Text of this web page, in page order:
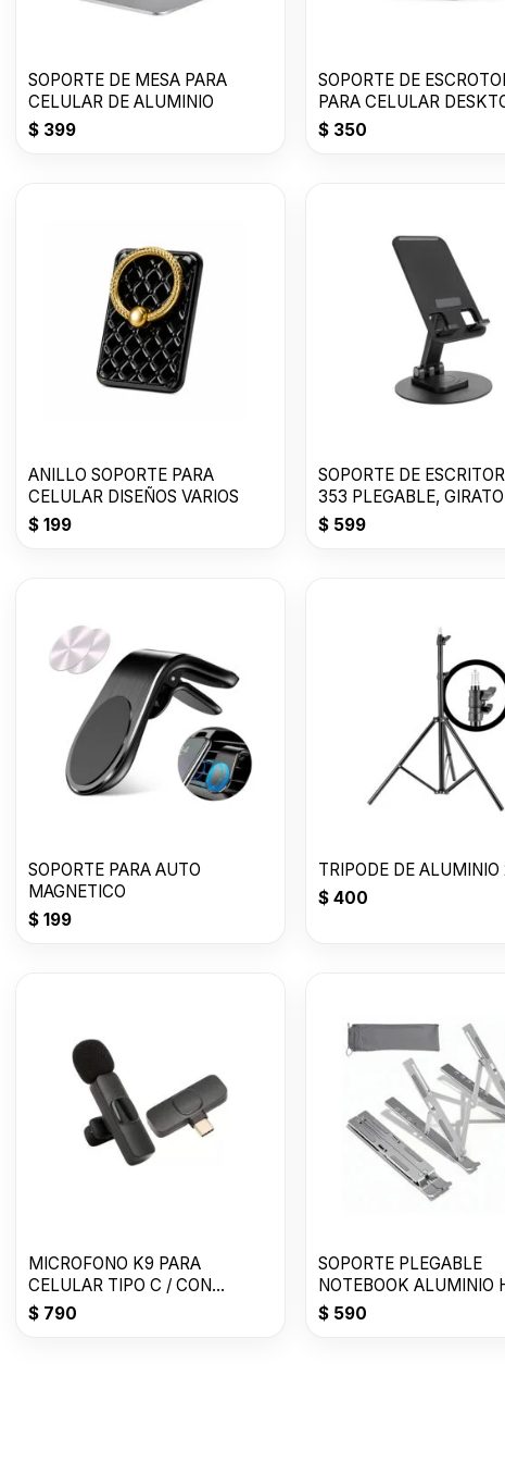
SOPORTE DE MESA PARA
CELULAR DE ALUMINIO
$ 399
SOPORTE DE
PARA CELULAR
STAND
$350
ANILLO SOPORTE PARA
CELULAR DISEÑOS VARIOS
$ 199
SOPORTE DE ESCRITORIO L-
353 PLEGABLE,
$599
SOPORTE PARA AUTO
MAGNETICO
$ 199
TRIPODE DE ALUMINIO
$400
MICROFONO K9 PARA
CELULAR TIPO C / CON
FILTRO
$ 790
SOPORTE PLEGABLE
NOTEBOOK ALUMINIO
18 PULGADAS
$590